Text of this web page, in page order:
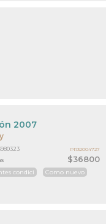
$36800
2007
condici Como nuevo
PR32004727